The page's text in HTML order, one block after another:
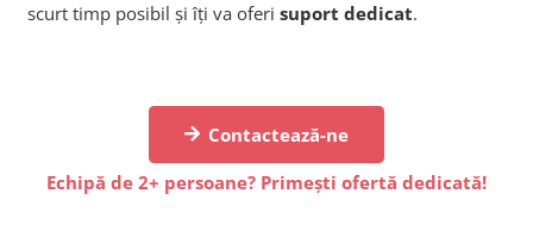
scurt timp posibil și îți va oferi suport dedicat.
Contactează-ne
Echipă de 2+ persoane? Primești ofertă dedicată!